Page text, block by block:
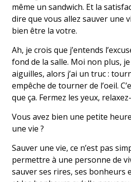
même un sandwich. Et la
dire que vous allez sauver une
bien être la votre.
Ah, je crois que j’entends
fond de la salle. Moi non plus, je
aiguilles, alors j’ai un truc :
empêche de tourner de l’oeil.
que ça. Fermez les yeux,
Vous avez bien une petite
une vie ?
Sauver une vie, ce n’est pas
permettre à une personne de
sauver ses rires, ses bonheurs